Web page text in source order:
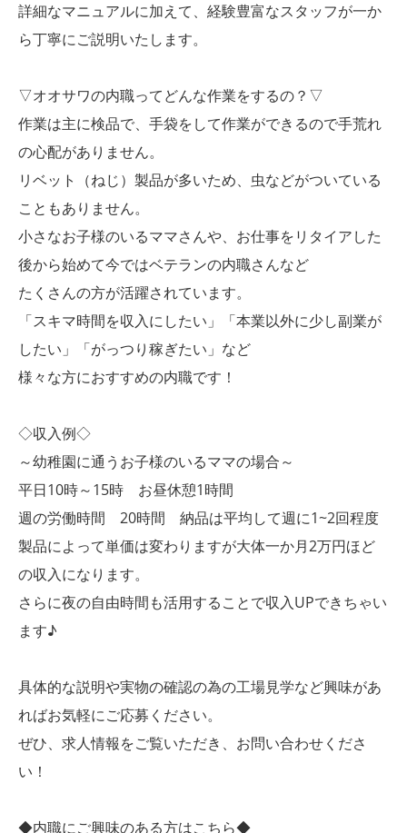
詳細なマニュアルに加えて、経験豊富なスタッフが一か
ら丁寧にご説明いたします。
▽オオサワの内職ってどんな作業をするの？▽
作業は主に検品で、手袋をして作業ができるので手荒れ
の心配がありません。
リベット（ねじ）製品が多いため、虫などがついている
こともありません。
小さなお子様のいるママさんや、お仕事をリタイアした
後から始めて今ではベテランの内職さんなど
たくさんの方が活躍されています。
「スキマ時間を収入にしたい」「本業以外に少し副業が
したい」「がっつり稼ぎたい」など
様々な方におすすめの内職です！
◇収入例◇
～幼稚園に通うお子様のいるママの場合～
平日10時～15時 お昼休憩1時間
週の労働時間 20時間 納品は平均して週に1~2回程度
製品によって単価は変わりますが大体一か月2万円ほど
の収入になります。
さらに夜の自由時間も活用することで収入UPできちゃい
ます♪
具体的な説明や実物の確認の為の工場見学など興味があ
ればお気軽にご応募ください。
ぜひ、求人情報をご覧いただき、お問い合わせくださ
い！
◆内職にご興味のある方はこちら◆